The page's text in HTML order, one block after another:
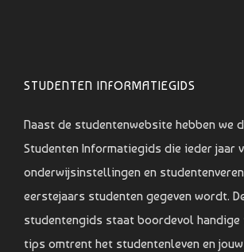
STUDENTEN INFORMATIEGIDS
Naast de studentenwebsite hebben we
Studenten Informatiegids die ieder jaar
onderwijsinstellingen en
eerstejaars studenten gegeven wordt.
studentengids staat boordevol handige
tips omtrent het studentenleven en jouw